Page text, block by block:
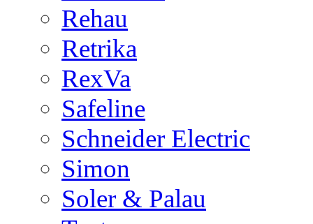
Rehau
Retrika
RexVa
Safeline
Schneider Electric
Simon
Soler & Palau